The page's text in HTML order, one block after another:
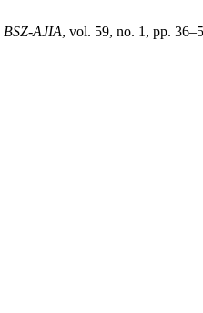
BSZ-AJIA, vol. 59, no. 1, pp.